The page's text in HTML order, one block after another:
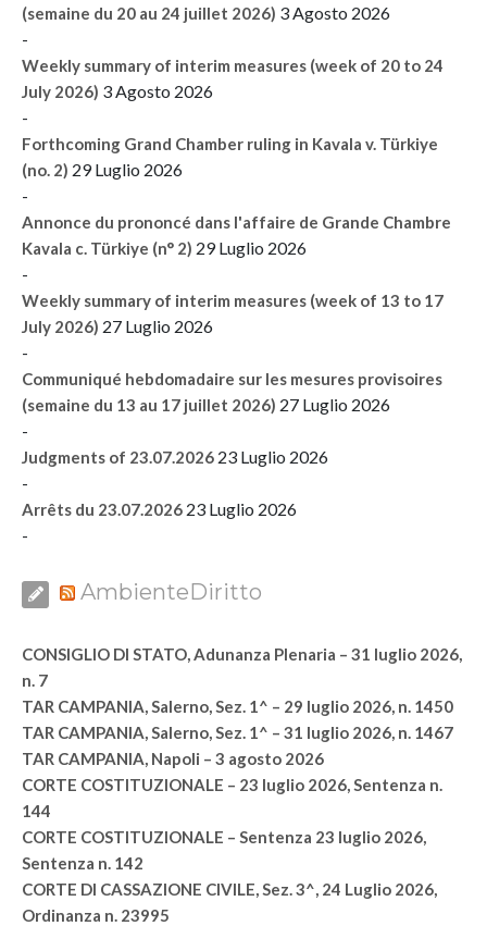
(semaine du 20 au 24 juillet 2026) 3 Agosto 2026
-
Weekly summary of interim measures (week of 20 to 24
July 2026) 3 Agosto 2026
-
Forthcoming Grand Chamber ruling in Kavala v. Türkiye
(no. 2) 29 Luglio 2026
-
Annonce du prononcé dans l'affaire de Grande Chambre
Kavala c. Türkiye (n° 2) 29 Luglio 2026
-
Weekly summary of interim measures (week of 13 to 17
July 2026) 27 Luglio 2026
-
Communiqué hebdomadaire sur les mesures provisoires
(semaine du 13 au 17 juillet 2026) 27 Luglio 2026
-
Judgments of 23.07.2026 23 Luglio 2026
-
Arrêts du 23.07.2026 23 Luglio 2026
-
AmbienteDiritto
CONSIGLIO DI STATO, Adunanza Plenaria – 31 luglio 2026,
n. 7
TAR CAMPANIA, Salerno, Sez. 1^ – 29 luglio 2026, n. 1450
TAR CAMPANIA, Salerno, Sez. 1^ – 31 luglio 2026, n. 1467
TAR CAMPANIA, Napoli – 3 agosto 2026
CORTE COSTITUZIONALE – 23 luglio 2026, Sentenza n.
144
CORTE COSTITUZIONALE – Sentenza 23 luglio 2026,
Sentenza n. 142
CORTE DI CASSAZIONE CIVILE, Sez. 3^, 24 Luglio 2026,
Ordinanza n. 23995